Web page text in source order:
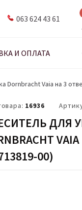
063 624 43 61
И ОПЛАТА
Dornbracht Vaia на 3
16936
ДЛЯ
00)